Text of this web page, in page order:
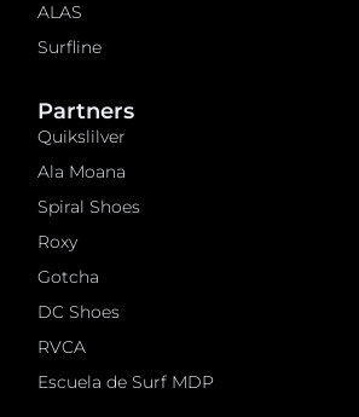
ALAS
Surfline
Partners
Quikslilver
Ala Moana
Spiral Shoes
Roxy
Gotcha
DC Shoes
RVCA
Escuela de Surf MDP